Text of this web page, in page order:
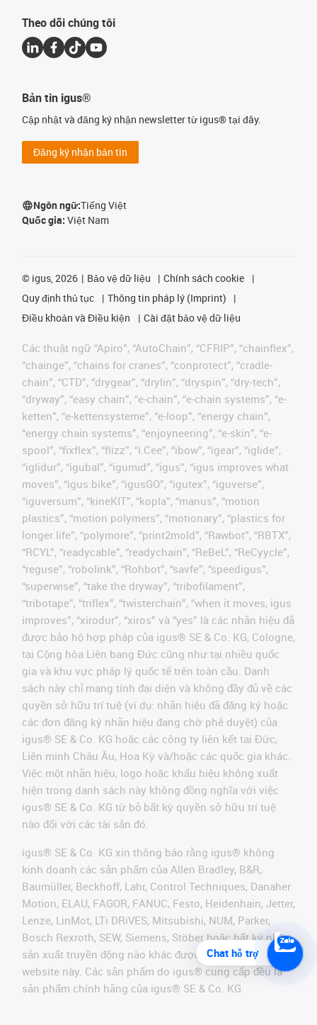
Theo dõi chúng tôi
Bản tin igus®
Cập nhật và đăng ký nhận newsletter từ igus® tại đây.
Đăng ký nhận bản tin
Ngôn ngữ:Tiếng Việt
Quốc gia: Việt Nam
© igus, 2026 Bảo vệ dữ liệu
Chính sách cookie
Quy định thủ tục
Thông tin pháp lý (Imprint)
Điều khoản và Điều kiện
Cài đặt bảo vệ dữ liệu
Các thuật ngữ “Apiro”, “AutoChain”, “CFRIP”, “chainflex”,
“chainge”, “chains for cranes”, “conprotect”, “cradle-
chain”, “CTD”, “drygear”, “drylin”, “dryspin”, “dry-tech”,
“dryway”, “easy chain”, “e-chain”, “e-chain systems”, “e-
ketten”, “e-kettensysteme”, “e-loop”, “energy chain”,
“energy chain systems”, “enjoyneering”, “e-skin”, “e-
spool”, “fixflex”, “flizz”, “i.Cee”, “ibow”, “igear”, “iglide”,
“iglidur”, “igubal”, “igumid”, “igus”, “igus improves what
moves”, “igus:bike”, “igusGO”, “igutex”, “iguverse”,
“iguversum”, “kineKIT”, “kopla”, “manus”, “motion
plastics”, “motion polymers”, “motionary”, “plastics for
longer life”, “polymore”, “print2mold”, “Rawbot”, “RBTX”,
“RCYL”, “readycable”, “readychain”, “ReBeL”, “ReCyycle”,
“reguse”, “robolink”, “Rohbot”, “savfe”, “speedigus”,
“superwise”, “take the dryway”, “tribofilament”,
“tribotape”, “triflex”, “twisterchain”, “when it moves, igus
improves”, “xirodur”, “xiros” và “yes” là các nhãn hiệu đã
được bảo hộ hợp pháp của igus® SE & Co. KG, Cologne,
tại Cộng hòa Liên bang Đức cũng như tại nhiều quốc
gia và khu vực pháp lý quốc tế trên toàn cầu. Danh
sách này chỉ mang tính đại diện và không đầy đủ về các
quyền sở hữu trí tuệ (ví dụ: nhãn hiệu đã đăng ký hoặc
các đơn đăng ký nhãn hiệu đang chờ phê duyệt) của
igus® SE & Co. KG hoặc các công ty liên kết tại Đức,
Liên minh Châu Âu, Hoa Kỳ và/hoặc các quốc gia khác.
Việc một nhãn hiệu, logo hoặc khẩu hiệu không xuất
hiện trong danh sách này không đồng nghĩa với việc
igus® SE & Co. KG từ bỏ bất kỳ quyền sở hữu trí tuệ
nào đối với các tài sản đó.
igus® SE & Co. KG xin thông báo rằng igus® không
kinh doanh các sản phẩm của Allen Bradley, B&R,
Baumüller, Beckhoff, Lahr, Control Techniques, Danaher
Motion, ELAU, FAGOR, FANUC, Festo, Heidenhain, Jetter,
Lenze, LinMot, LTi DRiVES, Mitsubishi, NUM, Parker,
Bosch Rexroth, SEW, Siemens, Stöber hoặc bất kỳ nhà
sản xuất truyền động nào khác được đề cập trên
website này. Các sản phẩm do igus® cung cấp đều là
sản phẩm chính hãng của igus® SE & Co. KG.
Chat hỗ trợ